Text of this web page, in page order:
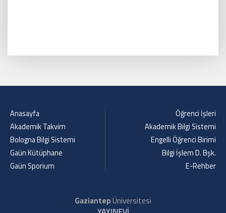
Anasayfa
Akademik Takvim
Bologna Bilgi Sistemi
Gaün Kütüphane
Gaün Sporium
Öğrenci İşleri
Akademik Bilgi Sistemi
Engelli Öğrenci Birimi
Bilgi İşlem D. Bşk.
E-Rehber
GaziantepÜniversitesi